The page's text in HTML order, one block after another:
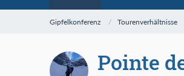
Gipfelkonferenz Tourenverhältnisse
Pointe